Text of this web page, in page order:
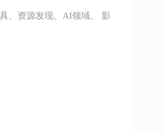
、资源发现、AI领域、 影